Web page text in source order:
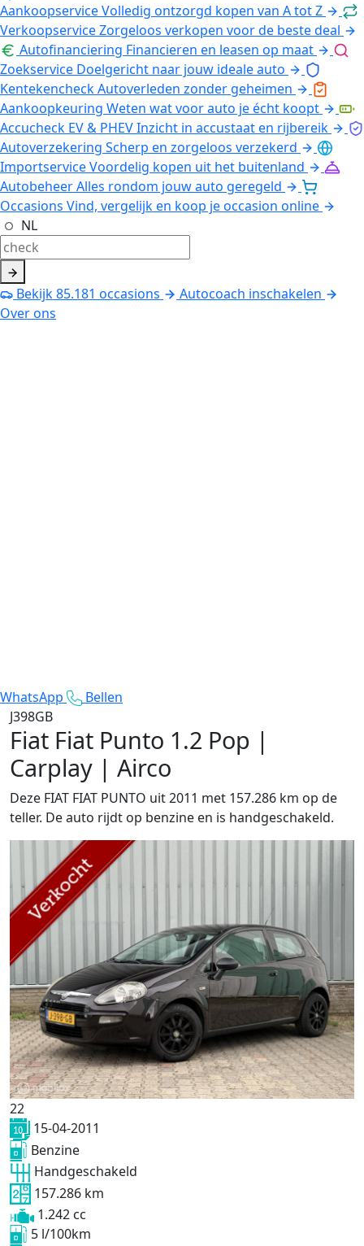
AankoopserviceVolledig ontzorgd kopen van A tot Z
VerkoopserviceZorgeloos verkopen voor de beste deal
Autofinanciering Financieren en leasen op maat
Zoekservice Doelgericht naar jouw ideale auto
KentekencheckAutoverleden zonder geheimen
Aankoopkeuring Weten wat voor auto je écht koopt
Accucheck EV & PHEVInzicht in accustaat en rijbereik
Autoverzekering Scherp en zorgeloos verzekerd
ImportserviceVoordelig kopen uit het buitenland
AutobeheerAlles rondom jouw auto geregeld
Occasions Vind, vergelijk en koop je occasion online
NL
Bekijk85.181 occasions
Autocoach inschakelen
Over ons
WhatsApp
Bellen
J398GB
Fiat Fiat Punto 1.2 Pop |
Carplay | Airco
Deze FIAT FIAT PUNTO uit 2011 met 157.286 km op de
teller. De auto rijdt op benzine en is handgeschakeld.
22
15-04-2011
Benzine
Handgeschakeld
157.286 km
1.242 cc
5 l/100km